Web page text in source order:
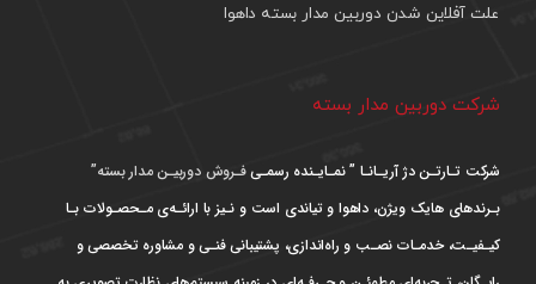
علت آفلاین شدن دوربین مدار بسته داهوا
شرکت دوربین مدار بسته
شرکت تـارتـن دژ آریـانـا ” نمـایـنده رسمـیفـروش دوربیـن مدار بسته”
بـرندهای هایک ویژن، داهوا و تیاندی است و نـیز با ارائـه‌ی مـحصـولات بـا
کیـفیـت، خدمـات نصـب و راه‌اندازی، پشتیبانی فنـی و مشاوره تخصصی و